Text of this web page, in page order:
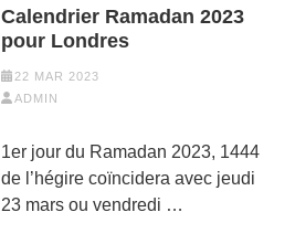
Calendrier Ramadan 2023
pour Londres
22 MAR 2023
ADMIN
1er jour du Ramadan 2023, 1444
de l’hégire coïncidera avec jeudi
23 mars ou vendredi …